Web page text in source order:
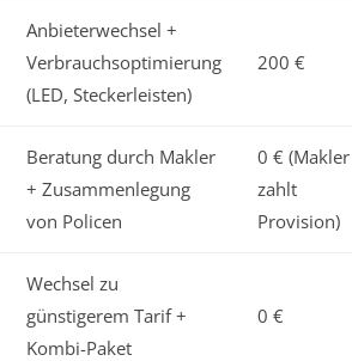
Anbieterwechsel +
Verbrauchsoptimierung
(LED, Steckerleisten)
200 €
Beratung durch Makler
+ Zusammenlegung
von Policen
0 € (Makler
zahlt
Provision)
Wechsel zu
günstigerem Tarif +
Kombi-Paket
0 €